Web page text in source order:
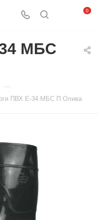
0
МБС
—
ПВХ Е-34 МБС П Олива